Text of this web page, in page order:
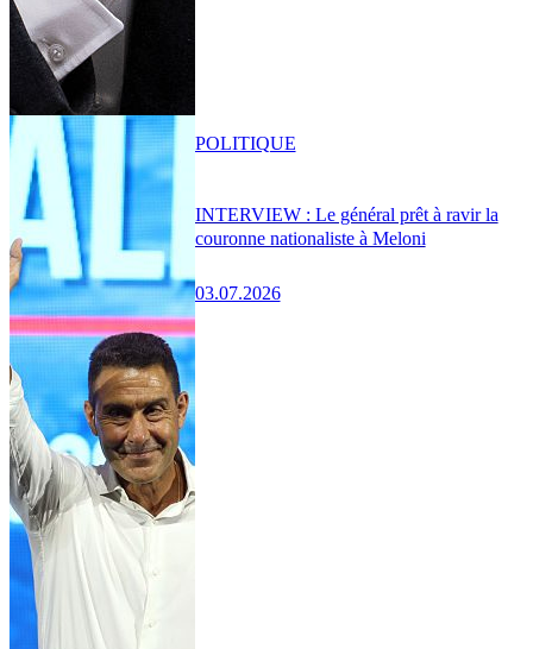
INTERVIEW : Le général prêt à ravir la
couronne nationaliste à Meloni
03.07.2026
POLITIQUE